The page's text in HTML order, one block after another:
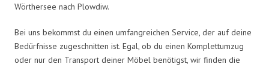
Wörthersee nach Plowdiw.
Bei uns bekommst du einen umfangreichen Service, der auf deine
Bedürfnisse zugeschnitten ist. Egal, ob du einen Komplettumzug
oder nur den Transport deiner Möbel benötigst, wir finden die